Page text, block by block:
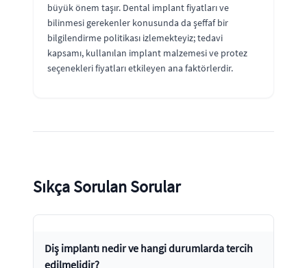
büyük önem taşır. Dental implant fiyatları ve
bilinmesi gerekenler konusunda da şeffaf bir
bilgilendirme politikası izlemekteyiz; tedavi
kapsamı, kullanılan implant malzemesi ve protez
seçenekleri fiyatları etkileyen ana faktörlerdir.
Sıkça Sorulan Sorular
Diş implantı nedir ve hangi durumlarda tercih
edilmelidir?